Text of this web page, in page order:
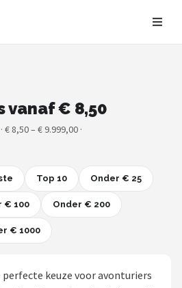
vanaf € 8,50
€ 8,50 – € 9.999,00 ·
Top 10 Onder € 25
€ 100 Onder € 200
€ 1000
keuze voor avonturiers